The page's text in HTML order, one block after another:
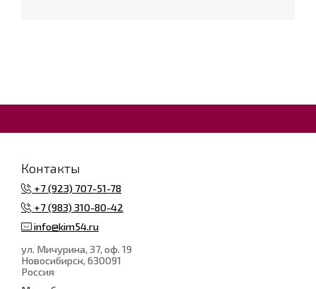
Контакты
+7 (923) 707-51-78
+7 (983) 310-80-42
info@kim54.ru
ул. Мичурина, 37, оф. 19
Новосибирск, 630091
Россия